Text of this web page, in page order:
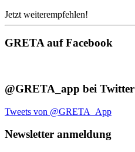
Jetzt weiterempfehlen!
GRETA auf Facebook
@GRETA_app bei Twitter
Tweets von @GRETA_App
Newsletter anmeldung